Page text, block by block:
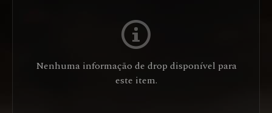
Nenhuma informação de drop disponível para
este item.